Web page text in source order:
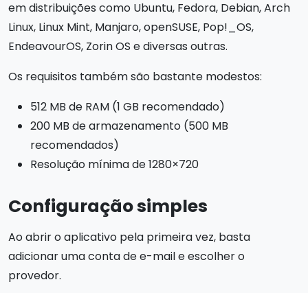
em distribuições como Ubuntu, Fedora, Debian, Arch
Linux, Linux Mint, Manjaro, openSUSE, Pop!_OS,
EndeavourOS, Zorin OS e diversas outras.
Os requisitos também são bastante modestos:
512 MB de RAM (1 GB recomendado)
200 MB de armazenamento (500 MB
recomendados)
Resolução mínima de 1280×720
Configuração simples
Ao abrir o aplicativo pela primeira vez, basta
adicionar uma conta de e-mail e escolher o
provedor.